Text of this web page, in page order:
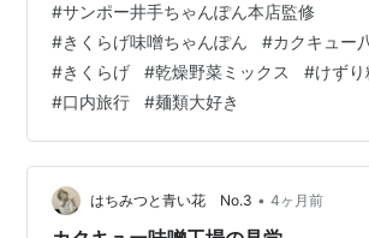
内ですがキクラゲをいっぱい、使い切り
は佐賀武雄の「井手ちゃんぽん本店」で
回し）。 中身は粉末スープ・かやく（キ
んぱく加工品）かやく（かまぼこ・きく
調味油が入ってます。麺はちゃんぽん風
回の使い回し）。 かやく・別入れのきく
#サンポー井手ちゃんぽん本店監修
#きくらげ味噌ちゃんぽん #カクキュー
#きくらげ #乾燥野菜ミックス #けずり
#口内旅行 #麺類大好き
はちみつと青い花 No.3 • 4ヶ月前